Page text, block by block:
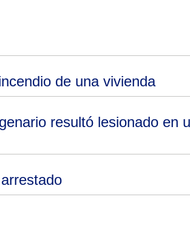
de una vivienda
resultó lesionado en